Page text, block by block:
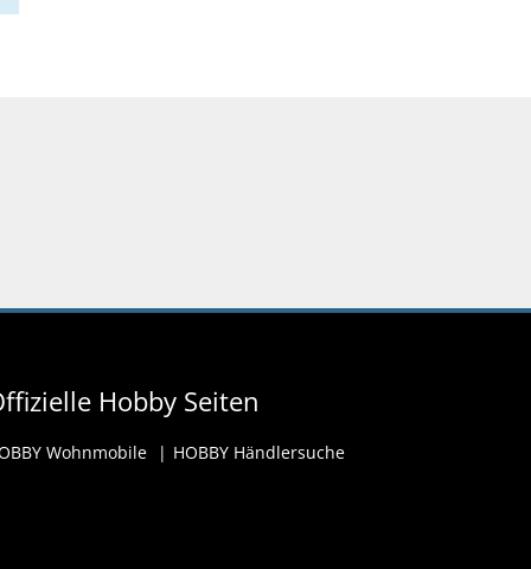
Hobby Seiten
Wohnmobile HOBBY Händlersuche